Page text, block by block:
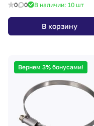
0 0 В наличии: 10 шт
В корзину
Вернем 3% бонусами!